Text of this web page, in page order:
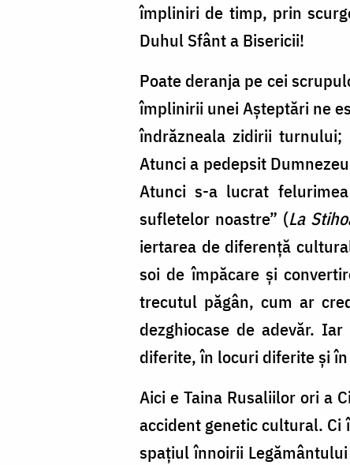
împliniri de timp, prin
Duhul Sfânt a Bisericii!
Poate deranja pe cei
împlinirii unei Așteptări ne
îndrăzneala zidirii
Atunci a pedepsit
Atunci s-a lucrat
sufletelor noastre” (La
iertarea de diferență
soi de împăcare și
trecutul păgân, cum ar
dezghiocase de adevăr.
diferite, în locuri diferite și
Aici e Taina Rusaliilor ori a
accident genetic cultural.
spațiul înnoirii